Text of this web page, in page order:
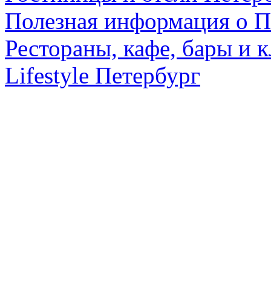
Полезная информация о
Рестораны, кафе, бары и
Lifestyle Петербург